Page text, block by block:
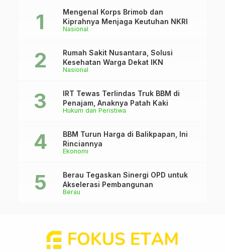
Nasional
Mengenal Korps Brimob dan
Kiprahnya Menjaga Keutuhan NKRI
Nasional
Rumah Sakit Nusantara, Solusi
Kesehatan Warga Dekat IKN
Hukum dan Peristiwa
IRT Tewas Terlindas Truk BBM di
Penajam, Anaknya Patah Kaki
Ekonomi
BBM Turun Harga di Balikpapan, Ini
Rinciannya
Berau
Berau Tegaskan Sinergi OPD untuk
Akselerasi Pembangunan